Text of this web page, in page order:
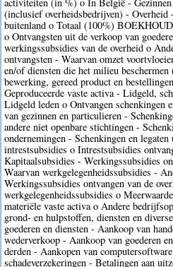
(inclusief overheidsbedrijven) -
buitenland o Totaal (100%)
o Ontvangsten uit de verkoop van
werkingssubsidies van de overheid o
ontvangsten - Waarvan omzet
en/of diensten die het milieu
bewerking, gereed product en
Geproduceerde vaste activa - Lidgeld,
Lidgeld leden o Ontvangen schenkingen
van gezinnen en particulieren -
andere niet openbare stichtingen -
ondernemingen - Schenkingen en
intrestsubsidies o Intrestsubsidies
Kapitaalsubsidies - Werkingssubsidies
Waarvan werkgelegenheidssubsidies -
Werkingssubsidies ontvangen van de
werkgelegenheidssubsidies o
materiële vaste activa o Andere
grond- en hulpstoffen, diensten en
goederen en diensten - Aankoop van
wederverkoop - Aankoop van goederen
derden - Aankopen van
schadeverzekeringen - Betalingen aan